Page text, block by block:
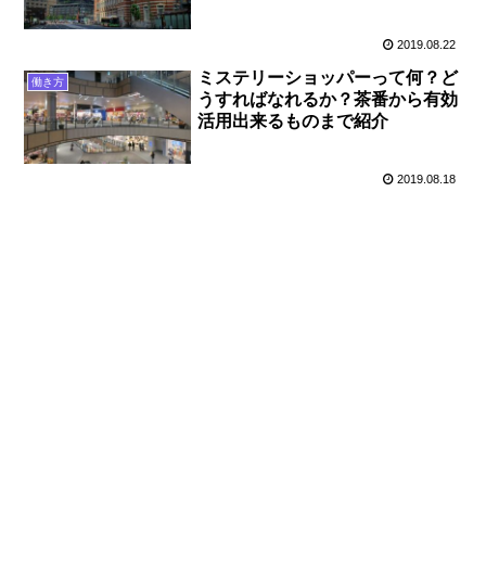
2019.08.22
働き方
ミステリーショッパーって何？ど
うすればなれるか？茶番から有効
活用出来るものまで紹介
2019.08.18